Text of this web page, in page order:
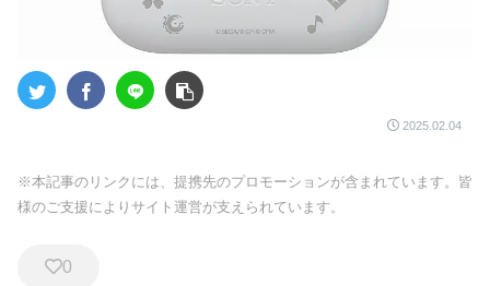
2025.02.04
※本記事のリンクには、提携先のプロモーションが含まれています。皆
様のご支援によりサイト運営が支えられています。
0